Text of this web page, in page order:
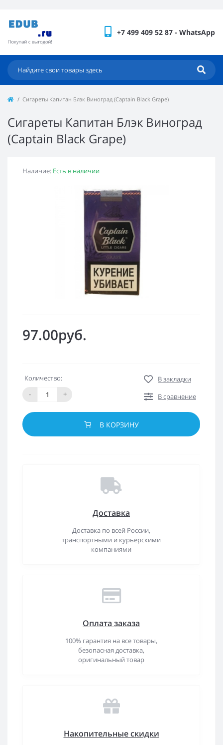
+7 499 409 52 87 - WhatsApp
Сигареты Капитан Блэк Виноград (Captain Black Grape)
Сигареты Капитан Блэк Виноград
(Captain Black Grape)
Наличие: Есть в наличии
97.00руб.
Количество:
-
+
В закладки
В сравнение
В КОРЗИНУ
Доставка
Доставка по всей России,
транспортными и курьерскими
компаниями
Оплата заказа
100% гарантия на все товары,
безопасная доставка,
оригинальный товар
Накопительные скидки